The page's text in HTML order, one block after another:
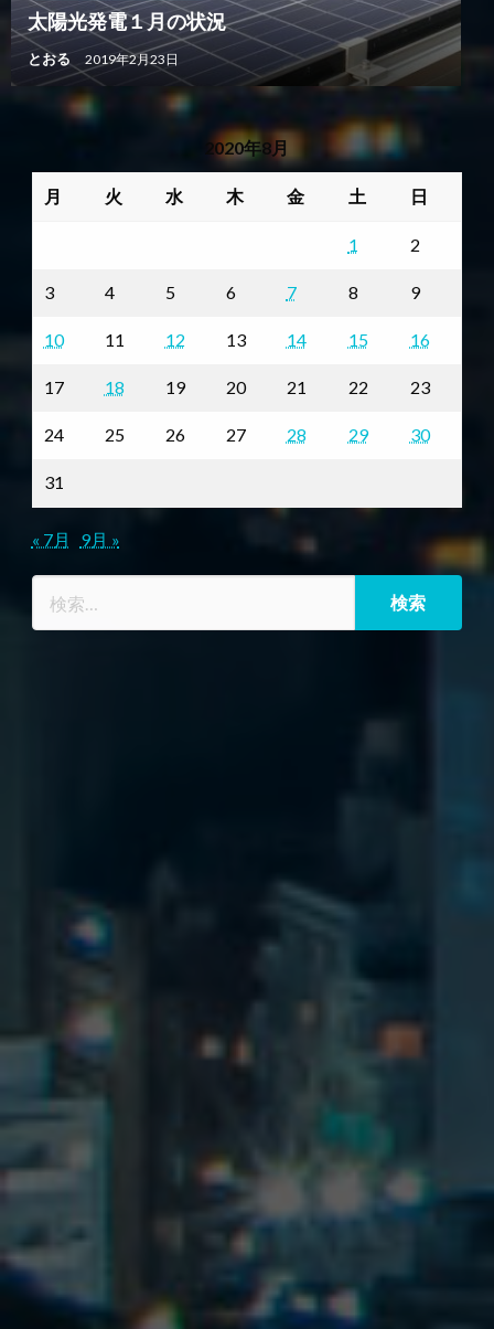
太陽光発電１月の状況
とおる 2019年2月23日
2020年8月
月 火 水 木 金 土 日
1 2
3 4 5 6 7 8 9
10 11 12 13 14 15 16
17 18 19 20 21 22 23
24 25 26 27 28 29 30
31
« 7月 9月 »